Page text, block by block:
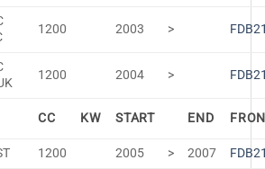
1200 2003 >
1200 2004 >
CC KW START END
1200 2005 > 2007